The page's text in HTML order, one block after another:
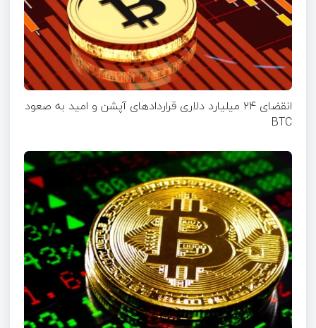
انقضای ۲۴ میلیارد دلاری قرارداد‌های آپشن‌ و امید به صعود
BTC